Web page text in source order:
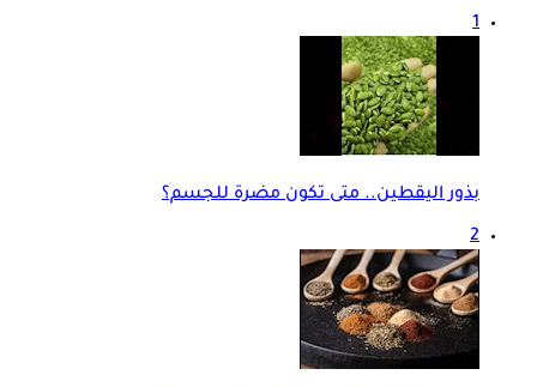
1
بذور اليقطين.. متى تكون مضرة للجسم؟
2